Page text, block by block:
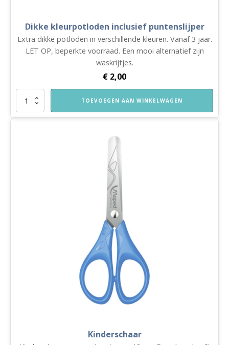
Dikke kleurpotloden inclusief puntenslijper
Extra dikke potloden in verschillende kleuren. Vanaf 3 jaar.
LET OP, beperkte voorraad. Een mooi alternatief zijn
waskrijtjes.
€ 2,00
Dikke
inclusief
TOEVOEGEN AAN WINKELWAGEN
Kinderschaar